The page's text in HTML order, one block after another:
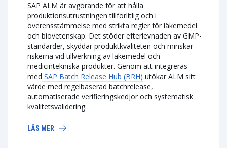
SAP ALM är avgörande för att hålla
produktionsutrustningen tillförlitlig och i
överensstämmelse med strikta regler för läkemedel
och biovetenskap. Det stöder efterlevnaden av GMP-
standarder, skyddar produktkvaliteten och minskar
riskerna vid tillverkning av läkemedel och
medicintekniska produkter. Genom att integreras
med SAP Batch Release Hub (BRH) utökar ALM sitt
värde med regelbaserad batchrelease,
automatiserade verifieringskedjor och systematisk
kvalitetsvalidering.
LÄS MER